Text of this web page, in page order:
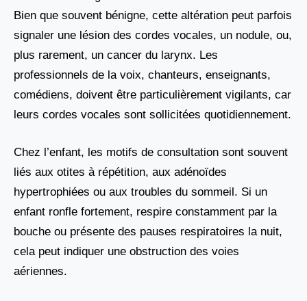
Bien que souvent bénigne, cette altération peut parfois
signaler une lésion des cordes vocales, un nodule, ou,
plus rarement, un cancer du larynx. Les
professionnels de la voix, chanteurs, enseignants,
comédiens, doivent être particulièrement vigilants, car
leurs cordes vocales sont sollicitées quotidiennement.
Chez l’enfant, les motifs de consultation sont souvent
liés aux otites à répétition, aux adénoïdes
hypertrophiées ou aux troubles du sommeil. Si un
enfant ronfle fortement, respire constamment par la
bouche ou présente des pauses respiratoires la nuit,
cela peut indiquer une obstruction des voies
aériennes.